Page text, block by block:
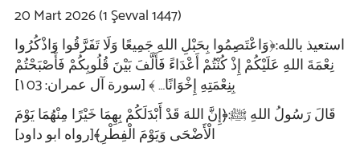
20 Mart 2026 (1 Şevval 1447)
استعيذ بالله:﴿وَاعْتَصِمُوا بِحَبْلِ اللهِ جَمِيعًا وَلَا تَفَرَّقُوا وَاذْكُرُوا
نِعْمَةَ اللهِ عَلَيْكُمْ إِذْ كُنْتُمْ أَعْدَاءً فَأَلَّفَ بَيْنَ قُلُوبِكُمْ فَأَصْبَحْتُمْ
بِنِعْمَتِهِ إِخْوَانًا… ﴾ [سورة آل عمران: ١03]
قَالَ رَسُولُ اللهِ ﷺ:﴿إِنَّ اللهَ قَدْ أَبْدَلَكُمْ بِهِمَا خَيْرًا مِنْهُمَا يَوْمَ
الْأَضْحَى وَيَوْمَ الْفِطْرِ﴾[رواه ابو داود]